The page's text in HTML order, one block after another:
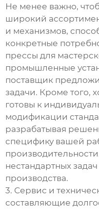
Не менее важно,
широкий
и механизмов,
конкретные
прессы для
промышленные
поставщик
задачи. Кроме того,
готовы к
модификации
разрабатывая
специфику вашей
нестандартных
производства.
3. Сервис и
составляющие